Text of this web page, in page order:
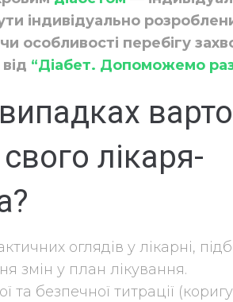
індивідуально
особливості перебігу
“Діабет. Допоможемо
варто
лікаря-
оглядів у лікарні,
змін у план лікування.
безпечної титрації